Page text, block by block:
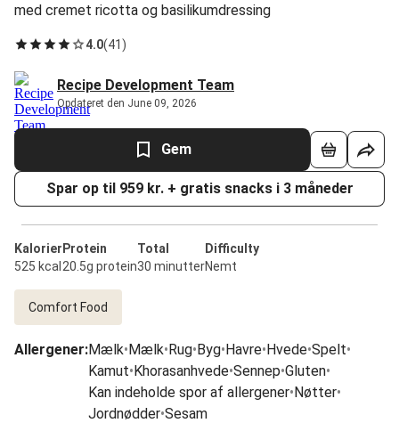
med cremet ricotta og basilikumdressing
4.0(41 )
Recipe Development Team
Opdateret den June 09, 2026
Gem
Spar op til 959 kr. + gratis snacks i 3 måneder
Kalorier
525 kcal
Protein
20.5g protein
Total
30 minutter
Difficulty
Nemt
Comfort Food
Allergener:Mælk•Mælk•Rug•Byg•Havre•Hvede•Spelt•
Kamut•Khorasanhvede•Sennep•Gluten•
Kan indeholde spor af allergener•Nøtter•
Jordnødder•Sesam